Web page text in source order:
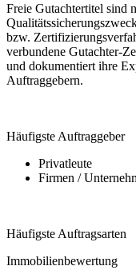
Freie Gutachtertitel sind
bzw.
verbundene Gutachter-
und dokumentiert ihre
Auftraggebern.
Häufigste Auftraggeber
Privatleute
Firmen /
Häufigste Auftragsarten
Immobilienbewertung